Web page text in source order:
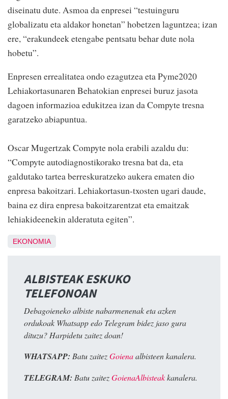
diseinatu dute. Asmoa da enpresei “testuinguru
globalizatu eta aldakor honetan” hobetzen laguntzea; izan
ere, “erakundeek etengabe pentsatu behar dute nola
hobetu”.
Enpresen errealitatea ondo ezagutzea eta Pyme2020
Lehiakortasunaren Behatokian enpresei buruz jasota
dagoen informazioa edukitzea izan da Compyte tresna
garatzeko abiapuntua.
Oscar Mugertzak Compyte nola erabili azaldu du:
“Compyte autodiagnostikorako tresna bat da, eta
galdutako tartea berreskuratzeko aukera ematen dio
enpresa bakoitzari. Lehiakortasun-txosten ugari daude,
baina ez dira enpresa bakoitzarentzat eta emaitzak
lehiakideenekin alderatuta egiten”.
EKONOMIA
ALBISTEAK ESKUKO
TELEFONOAN
Debagoieneko albiste nabarmenenak eta azken
ordukoak Whatsapp edo Telegram bidez jaso gura
dituzu? Harpidetu zaitez doan!
WHATSAPP: Batu zaitezGoienaalbisteen kanalera.
TELEGRAM: Batu zaitezGoienaAlbisteakkanalera.